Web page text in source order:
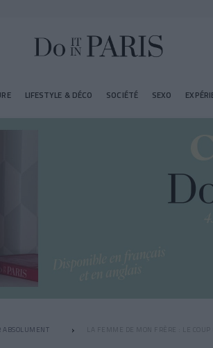
LIFESTYLE & DÉCO SOCIÉTÉ SEXO
ABSOLUMENT LA FEMME DE MON FRÈRE : LE